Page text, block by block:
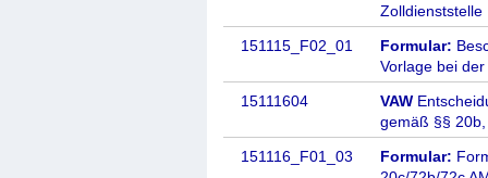
Zolldienststelle
151115_F02_01
Formular:
Vorlage bei
15111604
VAW
gemäß §§
151116_F01_03
Formular: